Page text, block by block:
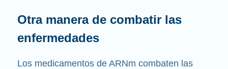
Otra manera de combatir las
enfermedades
Los medicamentos de ARNm combaten las